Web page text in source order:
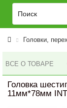
Головки,
ВСЕ О ТОВАРЕ
Головка
11мм*78мм